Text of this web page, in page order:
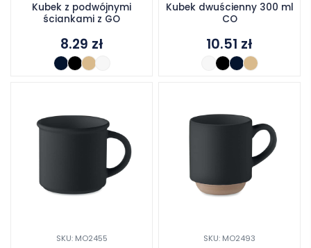
Kubek z podwójnymi
ściankami z GO
8.29 zł
Kubek dwuścienny 300 ml
CO
10.51 zł
SKU: MO2455 SKU: MO2493